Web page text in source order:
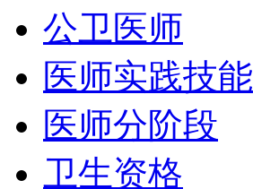
公卫医师
医师实践技能
医师分阶段
卫生资格